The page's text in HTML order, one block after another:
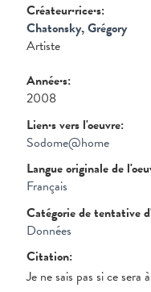
Créateur·rice·s:
Chatonsky, Grégory
Artiste
Année·s:
2008
Lien·s vers l'oeuvre:
Sodome@home
Langue originale de
Français
Catégorie de tentative
Données
Citation:
Je ne sais pas si ce sera